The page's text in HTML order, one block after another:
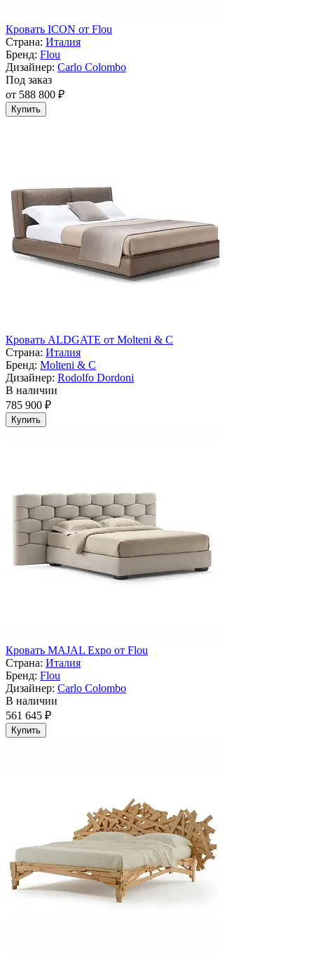
Кровать ICON от Flou
Страна: Италия
Бренд: Flou
Дизайнер: Carlo Colombo
Под заказ
от 588 800 ₽
Купить
Кровать ALDGATE от Molteni & C
Страна: Италия
Бренд: Molteni & C
Дизайнер: Rodolfo Dordoni
В наличии
785 900 ₽
Купить
Кровать MAJAL Expo от Flou
Страна: Италия
Бренд: Flou
Дизайнер: Carlo Colombo
В наличии
561 645 ₽
Купить